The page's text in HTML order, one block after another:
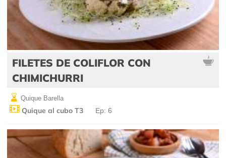
FILETES DE COLIFLOR CON
CHIMICHURRI
Quique Barella
Quique al cubo T3 Ep: 6